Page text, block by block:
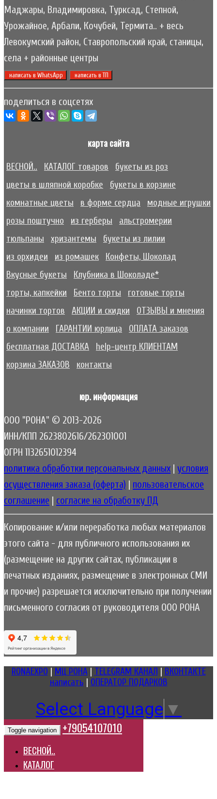
Маджары, Владимировка, Турксад, Степной,
Урожайное, Арбали, Кочубей, Термита.. + весь
Левокумский район, Ставропольский край, станицы,
села + районные центры
написать в WhatsApp написать в ТП
поделиться в соцсетях
карта сайта
ВЕСНОЙ.. КАТАЛОГ товаров
букеты из роз
цветы в шляпной коробке
букеты в корзине
комнатные цветы
в форме сердца
модные игрушки
розы поштучно
из герберы
альстромерии
тюльпаны
хризантемы
букеты из лилии
из орхидеи
из ромашек
Конфеты, Шоколад
Вкусные букеты
Клубника в Шоколаде*
торты, капкейки
Бенто торты
готовые торты
начинки тортов
АКЦИИ и скидки
ОТЗЫВЫ и мнения
о компании
ГАРАНТИИ юрлица
ОПЛАТА заказов
бесплатная ДОСТАВКА
help-центр КЛИЕНТАМ
корзина ЗАКАЗОВ
контакты
юр. информация
ООО "РОНА" © 2013-2026
ИНН/КПП 2623802616/262301001
ОГРН 1132651012394
политика обработки персональных данных | условия
осуществления заказа (оферта) | пользовательское
соглашение | согласие на обработку ПД
Копирование и/или переработка любых материалов
этого сайта - для публичного использования их
(размещение на других сайтах, публикации в
печатных изданиях, размещение в электронных СМИ
и прочие) разрешается исключительно при получении
письменного согласия от руководителя ООО РОНА
RONAEXPO МЦ РОНА| TELEGRAM КАНАЛ
ВКОНТАКТЕ
написать
ОПЕРАТОР ПОДАРКОВ
Select Language ▼
Toggle navigation +79054107010
ВЕСНОЙ..
КАТАЛОГ